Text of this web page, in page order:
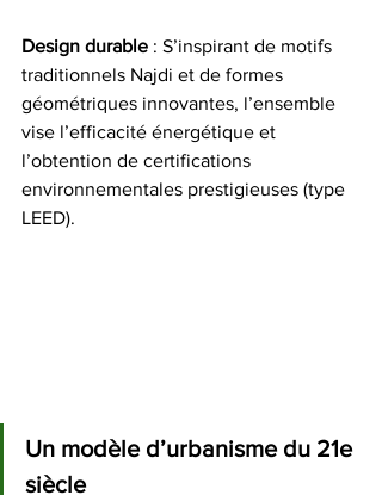
Design durable : S’inspirant de motifs
traditionnels Najdi et de formes
géométriques innovantes, l’ensemble
vise l’efficacité énergétique et
l’obtention de certifications
environnementales prestigieuses (type
LEED).
Un modèle d’urbanisme du 21e
siècle